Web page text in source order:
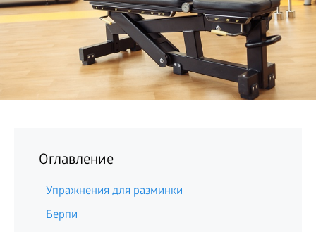
Оглавление
Упражнения для разминки
Берпи